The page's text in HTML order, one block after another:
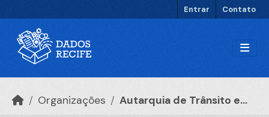
Entrar Contato
Organizações Autarquia de Trânsito e...